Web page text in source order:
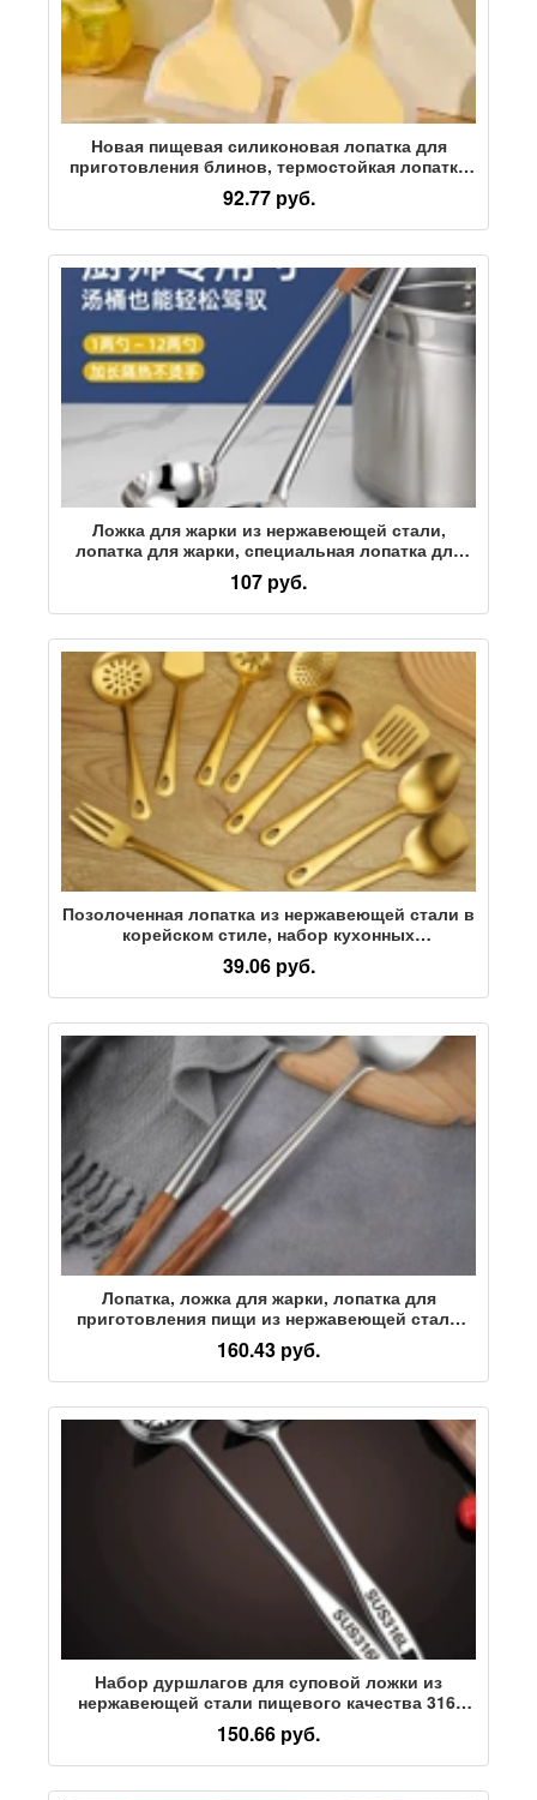
Новая пищевая силиконовая лопатка для
приготовления блинов, термостойкая лопатка
для сковороды с антипригарным покрытием,
лопатка для жарки с широким горлом, лопатка
для обжига Yuzi оптом
92.77 руб.
Ложка для жарки из нержавеющей стали,
лопатка для жарки, специальная лопатка для
гостиничных поваров, коммерческая суповая
ложка с длинной ручкой, бытовая кухонная
ложка, лопатка для жарки
107 руб.
Позолоченная лопатка из нержавеющей стали в
корейском стиле, набор кухонных
принадлежностей, немагнитная бытовая ложка
для приготовления пищи, дуршлаг, кастрюля
для приготовления пищи, лопатка для жарки
39.06 руб.
Лопатка, ложка для жарки, лопатка для
приготовления пищи из нержавеющей стали
304, длинная ручка, набор бытовых кухонных
принадлежностей, суповая ложка, специально
для шеф-поваров
160.43 руб.
Набор дуршлагов для суповой ложки из
нержавеющей стали пищевого качества 316,
большая кастрюля с горячей ручкой, суповая
ложка, бытовая кухонная реклама
150.66 руб.